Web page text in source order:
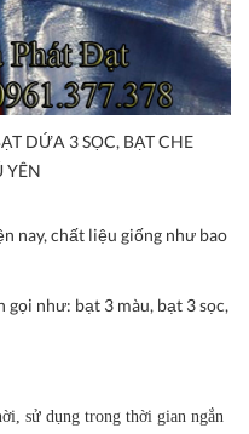
DỨA 3 SỌC, BẠT CHE
YÊN
nay, chất liệu giống như bao
như: bạt 3 màu, bạt 3 sọc,
sử dụng trong thời gian ngắn